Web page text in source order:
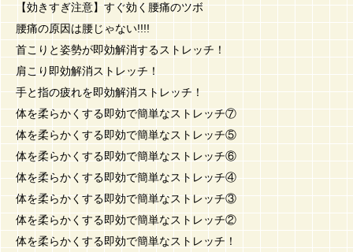
【効きすぎ注意】すぐ効く腰痛のツボ
腰痛の原因は腰じゃない!!!!
首こりと姿勢が即効解消するストレッチ！
肩こり即効解消ストレッチ！
手と指の疲れを即効解消ストレッチ！
体を柔らかくする即効で簡単なストレッチ⑦
体を柔らかくする即効で簡単なストレッチ⑤
体を柔らかくする即効で簡単なストレッチ⑥
体を柔らかくする即効で簡単なストレッチ④
体を柔らかくする即効で簡単なストレッチ③
体を柔らかくする即効で簡単なストレッチ②
体を柔らかくする即効で簡単なストレッチ！